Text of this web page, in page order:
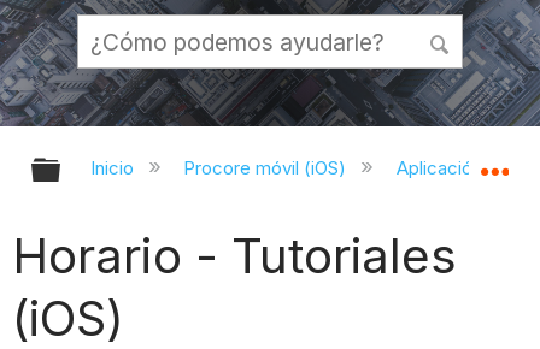
Expandir/contraer jerarquía global
Inicio Procore móvil (iOS) Aplicación
Horario - Tutoriales
(iOS)